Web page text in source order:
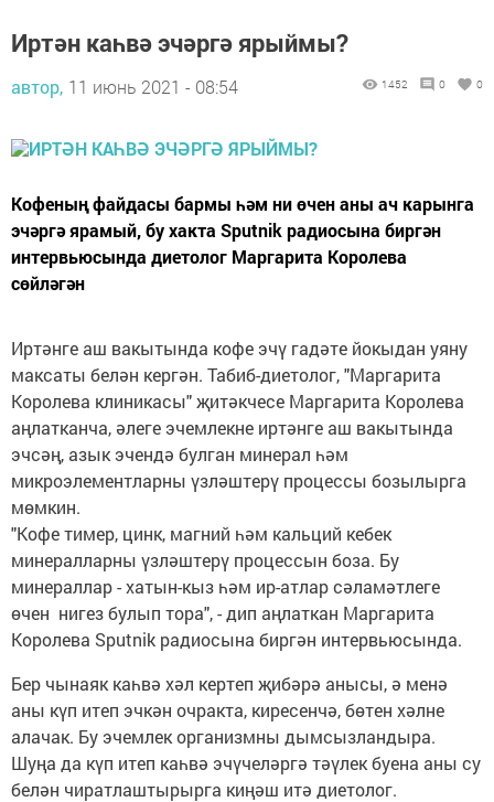
Иртән каһвә эчәргә ярыймы?
автор, 11 июнь 2021 - 08:54 1452 0 0
Кофеның файдасы бармы һәм ни өчен аны ач карынга
эчәргә ярамый, бу хакта Sputnik радиосына биргән
интервьюсында диетолог Маргарита Королева
сөйләгән
Иртәнге аш вакытында кофе эчү гадәте йокыдан уяну
максаты белән кергән. Табиб-диетолог, "Маргарита
Королева клиникасы" җитәкчесе Маргарита Королева
аңлатканча, әлеге эчемлекне иртәнге аш вакытында
эчсәң, азык эчендә булган минерал һәм
микроэлементларны үзләштерү процессы бозылырга
мөмкин.
"Кофе тимер, цинк, магний һәм кальций кебек
минералларны үзләштерү процессын боза. Бу
минераллар - хатын-кыз һәм ир-атлар сәламәтлеге
өчен нигез булып тора", - дип аңлаткан Маргарита
Королева Sputnik радиосына биргән интервьюсында.
Бер чынаяк каһвә хәл кертеп җибәрә анысы, ә менә
аны күп итеп эчкән очракта, киресенчә, бөтен хәлне
алачак. Бу эчемлек организмны дымсызландыра.
Шуңа да күп итеп каһвә эчүчеләргә тәүлек буена аны су
белән чиратлаштырырга киңәш итә диетолог.